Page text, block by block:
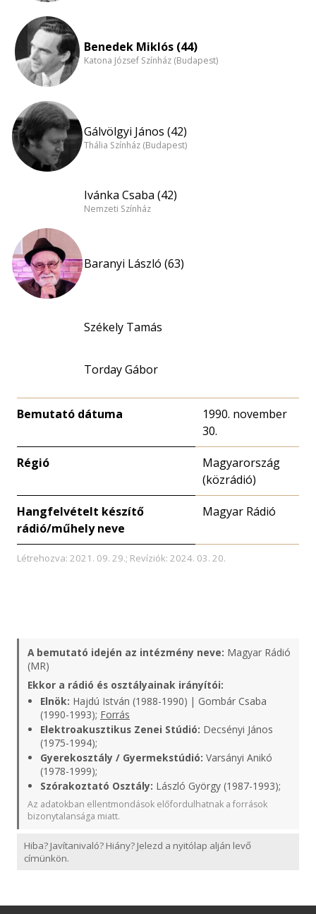
Benedek Miklós (44)
Katona József Színház (Budapest)
Gálvölgyi János (42)
Thália Színház (Budapest)
Ivánka Csaba (42)
Nemzeti Színház
Baranyi László (63)
Székely Tamás
Torday Gábor
Bemutató dátuma
1990. november
30.
Régió
Magyarország
(közrádió)
Hangfelvételt készítő
rádió/műhely neve
Magyar Rádió
Létrehozva: 2021. 09. 29.; Revíziók: 2024. 03. 20.
A bemutató idején az intézmény neve: Magyar Rádió
(MR)
Ekkor a rádió és osztályainak irányítói:
Elnök: Hajdú István (1988-1990) | Gombár Csaba
(1990-1993); Forrás
Elektroakusztikus Zenei Stúdió: Decsényi János
(1975-1994);
Gyerekosztály / Gyermekstúdió: Varsányi Anikó
(1978-1999);
Szórakoztató Osztály: László György (1987-1993);
Az adatokban ellentmondások előfordulhatnak a források
bizonytalansága miatt.
Hiba? Javítanivaló? Hiány? Jelezd a nyitólap alján levő
címünkön.